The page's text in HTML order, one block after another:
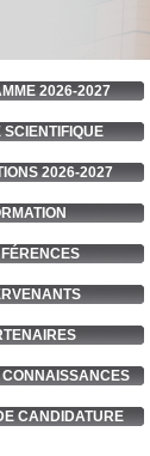
2026-2027
SCIENTIFIQUE
2026-2027
CONNAISSANCES
CANDIDATURE